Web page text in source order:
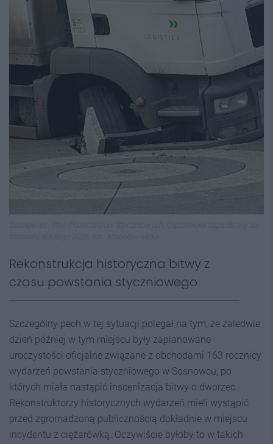
Rekonstrukcja historyczna bitwy z
czasu powstania styczniowego
Szczególny pech w tej sytuacji polegał na tym, że zaledwie
dzień później w tym miejscu były zaplanowane
uroczystości oficjalne związane z obchodami 163 rocznicy
wydarzeń powstania styczniowego w Sosnowcu, po
których miała nastąpić inscenizacja bitwy o dworzec.
Rekonstruktorzy historycznych wydarzeń mieli wystąpić
przed zgromadzoną publicznością dokładnie w miejscu
incydentu z ciężarówką. Oczywiście byłoby to w takich